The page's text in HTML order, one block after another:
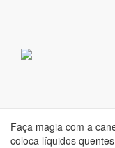
Caneca
Faça magia com a
coloca líquidos